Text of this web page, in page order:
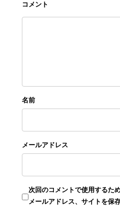
コメント
名前
メールアドレス
次回のコメントで使用するた
メールアドレス、サイトを保存